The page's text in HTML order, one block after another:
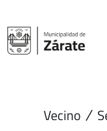
contenido
Vecino